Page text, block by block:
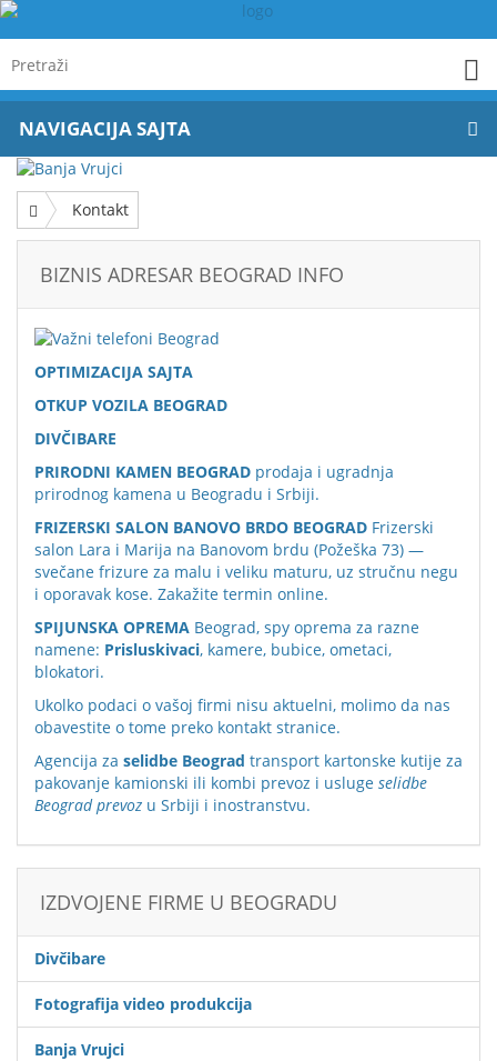
NAVIGACIJA SAJTA
Kontakt
BIZNIS ADRESAR BEOGRAD INFO
OPTIMIZACIJA SAJTA
OTKUP VOZILA BEOGRAD
DIVČIBARE
PRIRODNI KAMEN BEOGRAD prodaja i ugradnja
prirodnog kamena u Beogradu i Srbiji.
FRIZERSKI SALON BANOVO BRDO BEOGRAD Frizerski
salon Lara i Marija na Banovom brdu (Požeška 73) —
svečane frizure za malu i veliku maturu, uz stručnu negu
i oporavak kose. Zakažite termin online.
SPIJUNSKA OPREMA Beograd, spy oprema za razne
namene: Prisluskivaci, kamere, bubice, ometaci,
blokatori.
Ukolko podaci o vašoj firmi nisu aktuelni, molimo da nas
obavestite o tome preko kontakt stranice.
Agencija za selidbe Beograd transport kartonske kutije za
pakovanje kamionski ili kombi prevoz i usluge selidbe
Beograd prevoz u Srbiji i inostranstvu.
IZDVOJENE FIRME U BEOGRADU
Divčibare
Fotografija video produkcija
Banja Vrujci